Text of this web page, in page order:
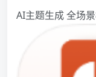
AI主题生成 全场